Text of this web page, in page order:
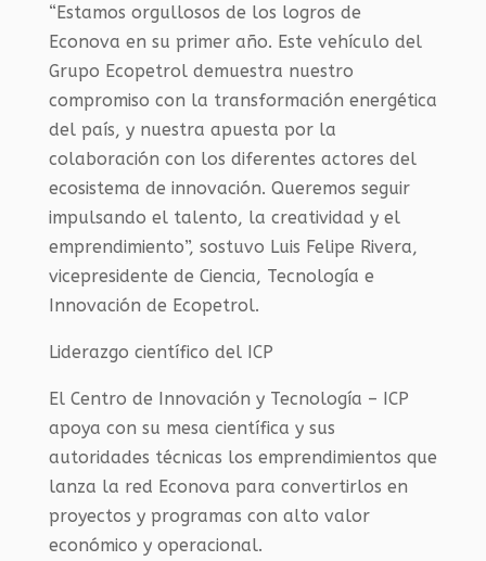
“Estamos orgullosos de los logros de
Econova en su primer año. Este vehículo del
Grupo Ecopetrol demuestra nuestro
compromiso con la transformación energética
del país, y nuestra apuesta por la
colaboración con los diferentes actores del
ecosistema de innovación. Queremos seguir
impulsando el talento, la creatividad y el
emprendimiento”, sostuvo Luis Felipe Rivera,
vicepresidente de Ciencia, Tecnología e
Innovación de Ecopetrol.
Liderazgo científico del ICP
El Centro de Innovación y Tecnología – ICP
apoya con su mesa científica y sus
autoridades técnicas los emprendimientos que
lanza la red Econova para convertirlos en
proyectos y programas con alto valor
económico y operacional.